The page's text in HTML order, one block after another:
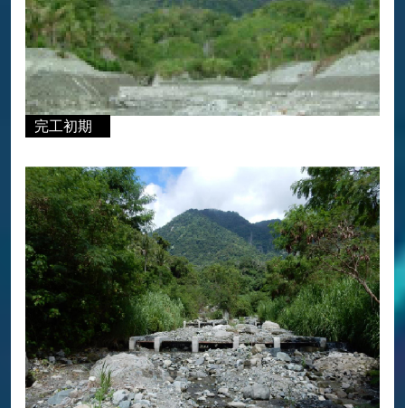
完工初期